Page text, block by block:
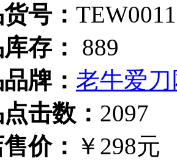
号：
存：
889
牌： 老牛爱刀
击数： 2097
价： ￥298元